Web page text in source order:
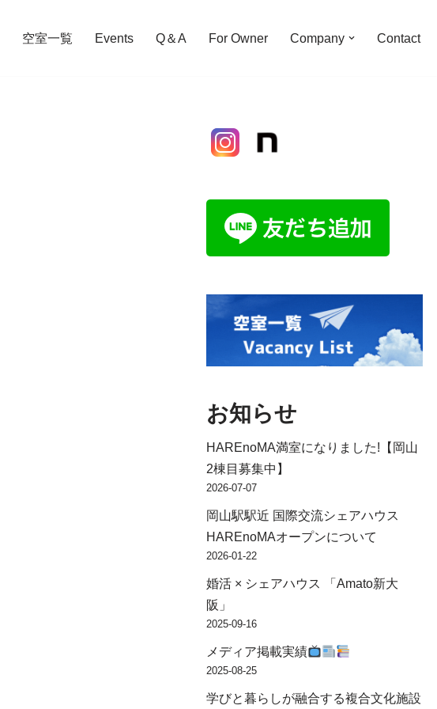
空室一覧 Events Q＆A For Owner Company Contact
お知らせ
HAREnoMA満室になりました!【岡山
2棟目募集中】
2026-07-07
岡山駅駅近 国際交流シェアハウス
HAREnoMAオープンについて
2026-01-22
婚活 × シェアハウス 「Amato新大
阪」
2025-09-16
メディア掲載実績
2025-08-25
学びと暮らしが融合する複合文化施設